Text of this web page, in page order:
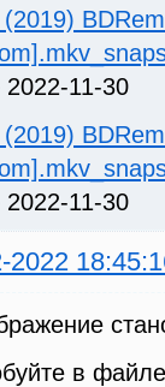
(2019)
2022-11-30
(2019)
2022-11-30
2022
в